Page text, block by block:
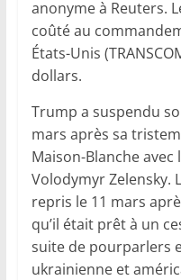
anonyme à Reuters.
coûté au
États-Unis
dollars.
Trump a suspendu
mars après sa
Maison-Blanche
Volodymyr Zelensky.
repris le 11 mars
qu’il était prêt à un
suite de pourparlers
ukrainienne et